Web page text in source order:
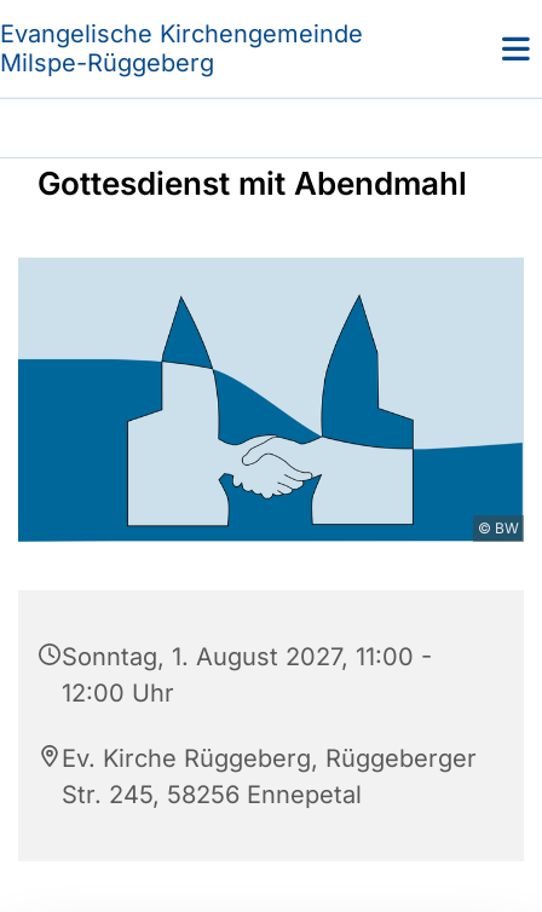
Evangelische Kirchengemeinde
Milspe-Rüggeberg
Gottesdienst mit Abendmahl
© BW
Sonntag, 1. August 2027, 11:00 -
12:00 Uhr
Ev. Kirche Rüggeberg, Rüggeberger
Str. 245, 58256 Ennepetal